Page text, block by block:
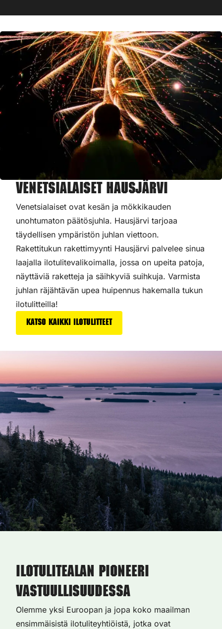
Venetsialaiset Hausjärvi
Venetsialaiset ovat kesän ja mökkikauden
unohtumaton päätösjuhla. Hausjärvi tarjoaa
täydellisen ympäristön juhlan viettoon.
Rakettitukun rakettimyynti Hausjärvi palvelee sinua
laajalla ilotulitevalikoimalla, jossa on upeita patoja,
näyttäviä raketteja ja säihkyviä suihkuja. Varmista
juhlan räjähtävän upea huipennus hakemalla tukun
ilotulitteilla!
Katso kaikki ilotulitteet
Ilotulitealan pioneeri
vastuullisuudessa
Olemme yksi Euroopan ja jopa koko maailman
ensimmäisistä ilotuliteyhtiöistä, jotka ovat